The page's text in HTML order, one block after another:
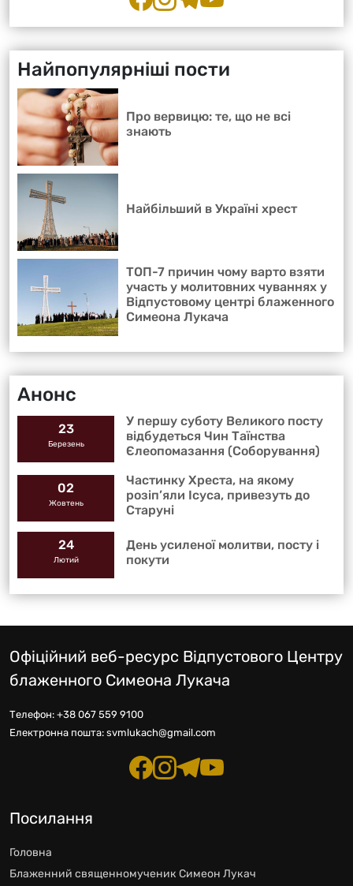
Найпопулярніші пости
Про вервицю: те, що не всі
знають
Найбільший в Україні хрест
ТОП-7 причин чому варто взяти
участь у молитовних чуваннях у
Відпустовому центрі блаженного
Симеона Лукача
Анонс
23
Березень
У першу суботу Великого посту
відбудеться Чин Таїнства
Єлеопомазання (Соборування)
02
Жовтень
Частинку Хреста, на якому
розіп’яли Ісуса, привезуть до
Старуні
24
Лютий
День усиленої молитви, посту і
покути
Офіційний веб-ресурс Відпустового Центру
блаженного Симеона Лукача
Телефон: +38 067 559 9100
Електронна пошта: svmlukach@gmail.com
Посилання
Головна
Блаженний священномученик Симеон Лукач